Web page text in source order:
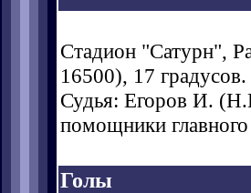
Стадион "Сатурн",
16500), 17 градусов.
Судья: Егоров И.
помощники
Голы